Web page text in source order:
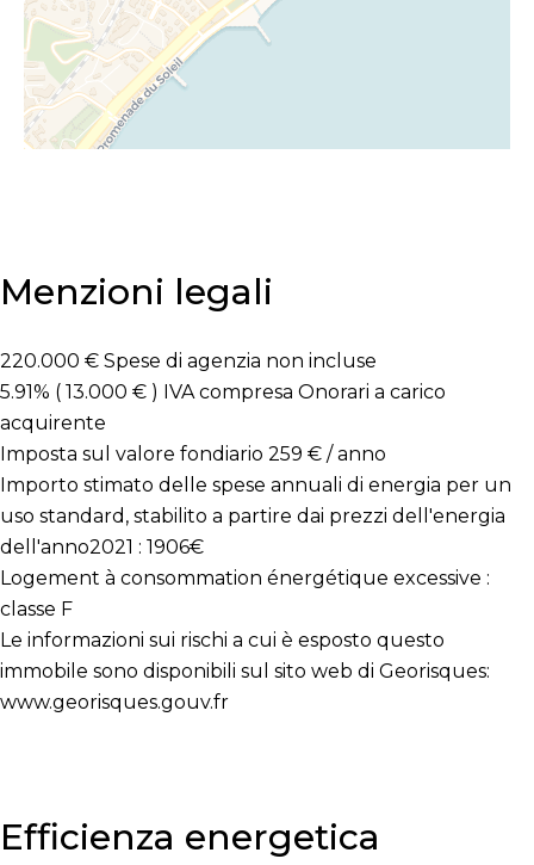
Menzioni legali
220.000 € Spese di agenzia non incluse
5.91% ( 13.000 € ) IVA compresa Onorari a carico
acquirente
Imposta sul valore fondiario 259 € / anno
Importo stimato delle spese annuali di energia per un
uso standard, stabilito a partire dai prezzi dell'energia
dell'anno2021 : 1906€
Logement à consommation énergétique excessive :
classe F
Le informazioni sui rischi a cui è esposto questo
immobile sono disponibili sul sito web di Georisques:
www.georisques.gouv.fr
Efficienza energetica